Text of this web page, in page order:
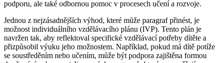
podporu, ale také odbornou pomoc v procesech učení a rozvoje.
Jednou z nejzásadnějších výhod, které může paragraf přinést, je
možnost individuálního vzdělávacího plánu (IVP). Tento plán je
navržen tak, aby reflektoval specifické vzdělávací potřeby dítěte a
přizpůsobil výuku jeho možnostem. Například, pokud má dítě potíže
se soustředěním nebo učením, může být podpora zajištěna formou